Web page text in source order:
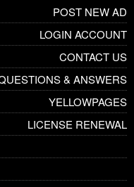
POST NEW AD
LOGIN ACCOUNT
CONTACT US
& ANSWERS
YELLOWPAGES
LICENSE RENEWAL